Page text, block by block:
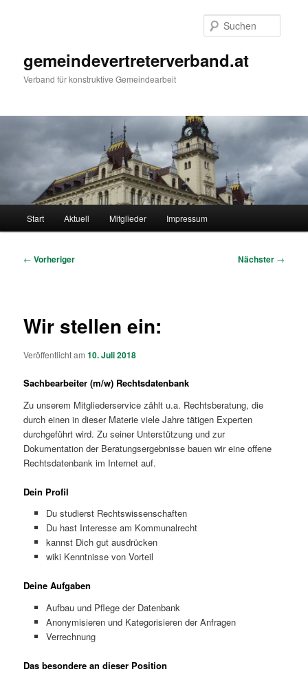
gemeindevertreterverband.at
Verband für konstruktive Gemeindearbeit
Start Aktuell Mitglieder Impressum
Beitragsnavigation
← Vorheriger Nächster →
Wir stellen ein:
Veröffentlicht am10. Juli 2018
Sachbearbeiter (m/w) Rechtsdatenbank
Zu unserem Mitgliederservice zählt u.a. Rechtsberatung, die
durch einen in dieser Materie viele Jahre tätigen Experten
durchgeführt wird. Zu seiner Unterstützung und zur
Dokumentation der Beratungsergebnisse bauen wir eine offene
Rechtsdatenbank im Internet auf.
Dein Profil
Du studierst Rechtswissenschaften
Du hast Interesse am Kommunalrecht
kannst Dich gut ausdrücken
wiki Kenntnisse von Vorteil
Deine Aufgaben
Aufbau und Pflege der Datenbank
Anonymisieren und Kategorisieren der Anfragen
Verrechnung
Das besondere an dieser Position